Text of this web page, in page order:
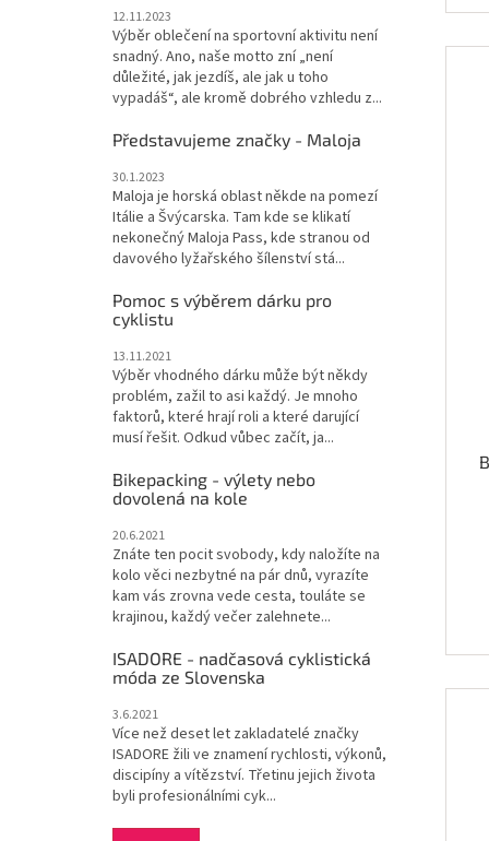
12.11.2023
Výběr oblečení na sportovní aktivitu není
snadný. Ano, naše motto zní „není
důležité, jak jezdíš, ale jak u toho
vypadáš“, ale kromě dobrého vzhledu z...
Představujeme značky - Maloja
30.1.2023
Maloja je horská oblast někde na pomezí
Itálie a Švýcarska. Tam kde se klikatí
nekonečný Maloja Pass, kde stranou od
davového lyžařského šílenství stá...
Pomoc s výběrem dárku pro
cyklistu
13.11.2021
Výběr vhodného dárku může být někdy
problém, zažil to asi každý. Je mnoho
faktorů, které hrají roli a které darující
musí řešit. Odkud vůbec začít, ja...
Bikepacking - výlety nebo
dovolená na kole
20.6.2021
Znáte ten pocit svobody, kdy naložíte na
kolo věci nezbytné na pár dnů, vyrazíte
kam vás zrovna vede cesta, touláte se
krajinou, každý večer zalehnete...
ISADORE - nadčasová cyklistická
móda ze Slovenska
3.6.2021
Více než deset let zakladatelé značky
ISADORE žili ve znamení rychlosti, výkonů,
discipíny a vítězství. Třetinu jejich života
byli profesionálními cyk...